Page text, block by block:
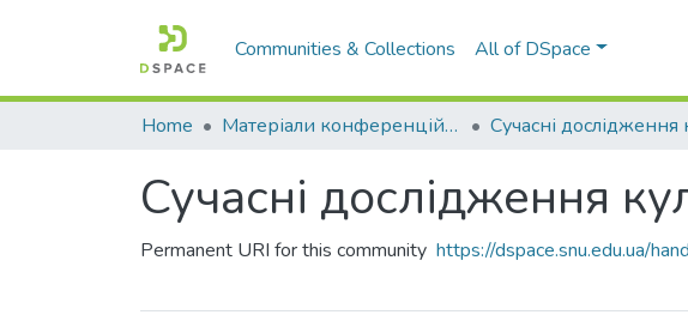
Communities & Collections All of DSpace
Home Матеріали конференцій та семінарів
Сучасні дослідження
Permanent URI for this community https://dspace.snu.edu.ua/